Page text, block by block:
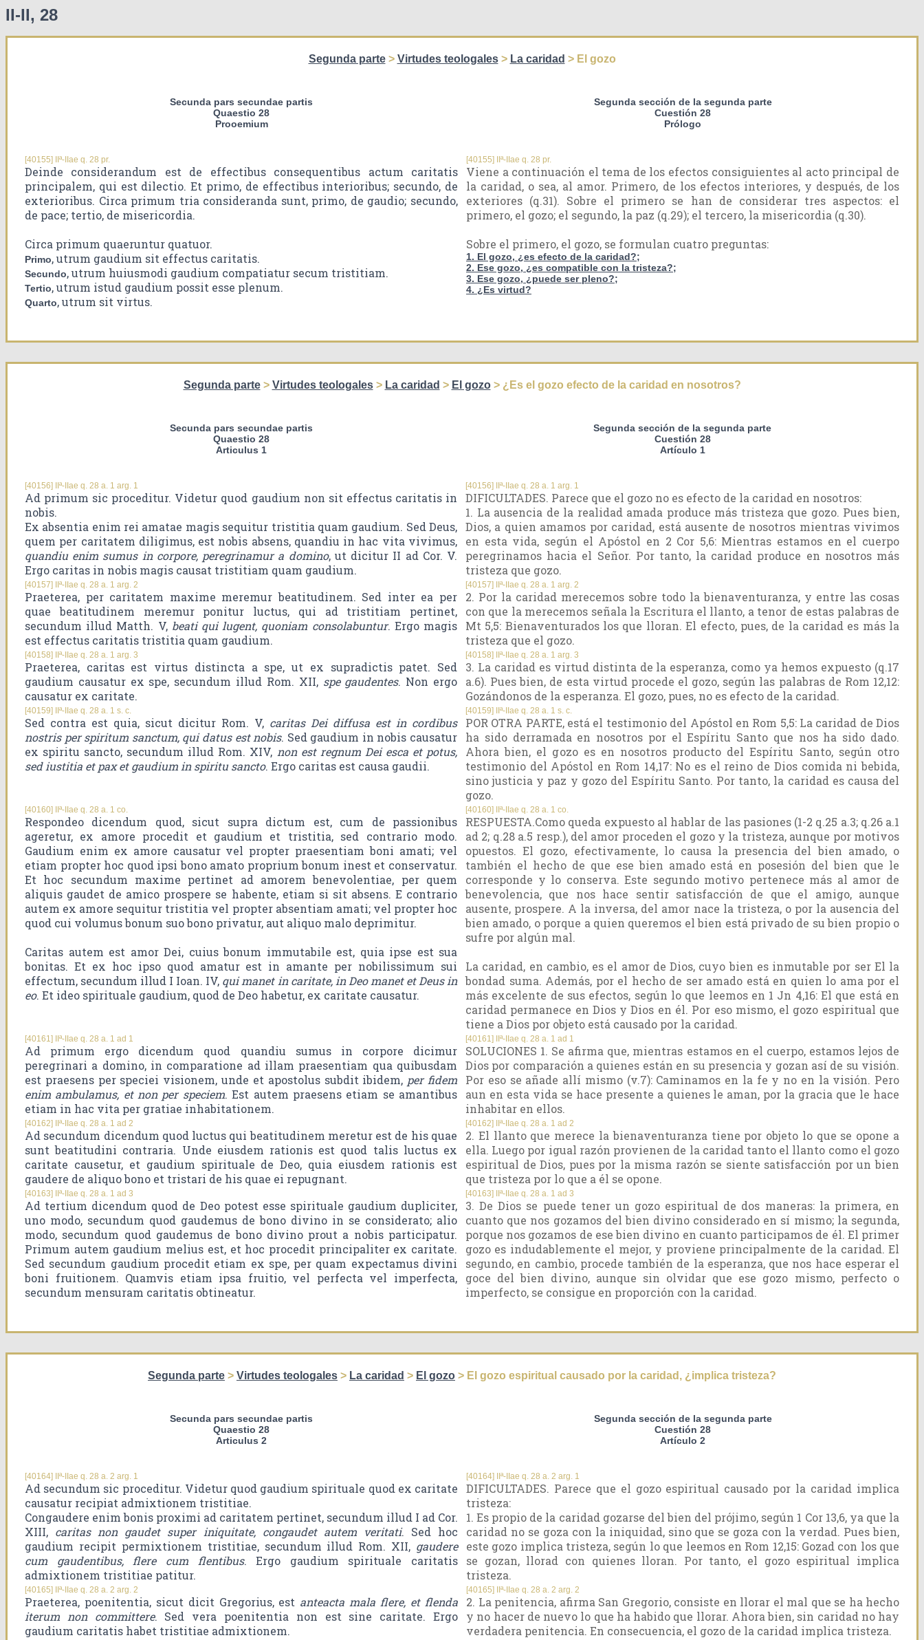
II-II, 28
Segunda parte> Virtudes teologales> La caridad > El gozo
Secunda pars secundae partis
Quaestio 28
Prooemium
[40155] IIª-IIae q. 28 pr.
Deinde considerandum est de effectibus consequentibus actum caritatis
principalem, qui est dilectio. Et primo, de effectibus interioribus; secundo, de
exterioribus. Circa primum tria consideranda sunt, primo, de gaudio; secundo,
de pace; tertio, de misericordia.
Circa primum quaeruntur quatuor.
Primo, utrum gaudium sit effectus caritatis.
Secundo, utrum huiusmodi gaudium compatiatur secum tristitiam.
Tertio, utrum istud gaudium possit esse plenum.
Quarto, utrum sit virtus.
Segunda sección de la segunda parte
Cuestión 28
Prólogo
[40155] IIª-IIae q. 28 pr.
Viene a continuación el tema de los efectos consiguientes al acto principal de
la caridad, o sea, al amor. Primero, de los efectos interiores, y después, de los
exteriores (q.31). Sobre el primero se han de considerar tres aspectos: el
primero, el gozo; el segundo, la paz (q.29); el tercero, la misericordia (q.30).
Sobre el primero, el gozo, se formulan cuatro preguntas:
1. El gozo, ¿es efecto de la caridad?;
2. Ese gozo, ¿es compatible con la tristeza?;
3. Ese gozo, ¿puede ser pleno?;
4. ¿Es virtud?
Segunda parte> Virtudes teologales> La caridad > El gozo> ¿Es el gozo efecto de la caridad en nosotros?
Secunda pars secundae partis
Quaestio 28
Articulus 1
[40156] IIª-IIae q. 28 a. 1 arg. 1
Ad primum sic proceditur. Videtur quod gaudium non sit effectus caritatis in
nobis.
Ex absentia enim rei amatae magis sequitur tristitia quam gaudium. Sed Deus,
quem per caritatem diligimus, est nobis absens, quandiu in hac vita vivimus,
quandiu enim sumus in corpore, peregrinamur a domino, ut dicitur II ad Cor. V.
Ergo caritas in nobis magis causat tristitiam quam gaudium.
Segunda sección de la segunda parte
Cuestión 28
Artículo 1
[40156] IIª-IIae q. 28 a. 1 arg. 1
DIFICULTADES. Parece que el gozo no es efecto de la caridad en nosotros:
1. La ausencia de la realidad amada produce más tristeza que gozo. Pues bien,
Dios, a quien amamos por caridad, está ausente de nosotros mientras vivimos
en esta vida, según el Apóstol en 2 Cor 5,6: Mientras estamos en el cuerpo
peregrinamos hacia el Señor. Por tanto, la caridad produce en nosotros más
tristeza que gozo.
[40157] IIª-IIae q. 28 a. 1 arg. 2
Praeterea, per caritatem maxime meremur beatitudinem. Sed inter ea per
quae beatitudinem meremur ponitur luctus, qui ad tristitiam pertinet,
secundum illud Matth. V, beati qui lugent, quoniam consolabuntur. Ergo magis
est effectus caritatis tristitia quam gaudium.
[40157] IIª-IIae q. 28 a. 1 arg. 2
2. Por la caridad merecemos sobre todo la bienaventuranza, y entre las cosas
con que la merecemos señala la Escritura el llanto, a tenor de estas palabras de
Mt 5,5: Bienaventurados los que lloran. El efecto, pues, de la caridad es más la
tristeza que el gozo.
[40158] IIª-IIae q. 28 a. 1 arg. 3
Praeterea, caritas est virtus distincta a spe, ut ex supradictis patet. Sed
gaudium causatur ex spe, secundum illud Rom. XII, spe gaudentes. Non ergo
causatur ex caritate.
[40158] IIª-IIae q. 28 a. 1 arg. 3
3. La caridad es virtud distinta de la esperanza, como ya hemos expuesto (q.17
a.6). Pues bien, de esta virtud procede el gozo, según las palabras de Rom 12,12:
Gozándonos de la esperanza. El gozo, pues, no es efecto de la caridad.
[40159] IIª-IIae q. 28 a. 1 s. c.
Sed contra est quia, sicut dicitur Rom. V, caritas Dei diffusa est in cordibus
nostris per spiritum sanctum, qui datus est nobis. Sed gaudium in nobis causatur
ex spiritu sancto, secundum illud Rom. XIV, non est regnum Dei esca et potus,
sed iustitia et pax et gaudium in spiritu sancto. Ergo caritas est causa gaudii.
[40159] IIª-IIae q. 28 a. 1 s. c.
POR OTRA PARTE, está el testimonio del Apóstol en Rom 5,5: La caridad de Dios
ha sido derramada en nosotros por el Espíritu Santo que nos ha sido dado.
Ahora bien, el gozo es en nosotros producto del Espíritu Santo, según otro
testimonio del Apóstol en Rom 14,17: No es el reino de Dios comida ni bebida,
sino justicia y paz y gozo del Espíritu Santo. Por tanto, la caridad es causa del
gozo.
[40160] IIª-IIae q. 28 a. 1 co.
Respondeo dicendum quod, sicut supra dictum est, cum de passionibus
ageretur, ex amore procedit et gaudium et tristitia, sed contrario modo.
Gaudium enim ex amore causatur vel propter praesentiam boni amati; vel
etiam propter hoc quod ipsi bono amato proprium bonum inest et conservatur.
Et hoc secundum maxime pertinet ad amorem benevolentiae, per quem
aliquis gaudet de amico prospere se habente, etiam si sit absens. E contrario
autem ex amore sequitur tristitia vel propter absentiam amati; vel propter hoc
quod cui volumus bonum suo bono privatur, aut aliquo malo deprimitur.
Caritas autem est amor Dei, cuius bonum immutabile est, quia ipse est sua
bonitas. Et ex hoc ipso quod amatur est in amante per nobilissimum sui
effectum, secundum illud I Ioan. IV, qui manet in caritate, in Deo manet et Deus in
eo. Et ideo spirituale gaudium, quod de Deo habetur, ex caritate causatur.
[40160] IIª-IIae q. 28 a. 1 co.
RESPUESTA.Como queda expuesto al hablar de las pasiones (1-2 q.25 a.3; q.26 a.1
ad 2; q.28 a.5 resp.), del amor proceden el gozo y la tristeza, aunque por motivos
opuestos. El gozo, efectivamente, lo causa la presencia del bien amado, o
también el hecho de que ese bien amado está en posesión del bien que le
corresponde y lo conserva. Este segundo motivo pertenece más al amor de
benevolencia, que nos hace sentir satisfacción de que el amigo, aunque
ausente, prospere. A la inversa, del amor nace la tristeza, o por la ausencia del
bien amado, o porque a quien queremos el bien está privado de su bien propio o
sufre por algún mal.
La caridad, en cambio, es el amor de Dios, cuyo bien es inmutable por ser El la
bondad suma. Además, por el hecho de ser amado está en quien lo ama por el
más excelente de sus efectos, según lo que leemos en 1 Jn 4,16: El que está en
caridad permanece en Dios y Dios en él. Por eso mismo, el gozo espiritual que
tiene a Dios por objeto está causado por la caridad.
[40161] IIª-IIae q. 28 a. 1 ad 1
Ad primum ergo dicendum quod quandiu sumus in corpore dicimur
peregrinari a domino, in comparatione ad illam praesentiam qua quibusdam
est praesens per speciei visionem, unde et apostolus subdit ibidem, per fidem
enim ambulamus, et non per speciem. Est autem praesens etiam se amantibus
etiam in hac vita per gratiae inhabitationem.
[40161] IIª-IIae q. 28 a. 1 ad 1
SOLUCIONES 1. Se afirma que, mientras estamos en el cuerpo, estamos lejos de
Dios por comparación a quienes están en su presencia y gozan así de su visión.
Por eso se añade allí mismo (v.7): Caminamos en la fe y no en la visión. Pero
aun en esta vida se hace presente a quienes le aman, por la gracia que le hace
inhabitar en ellos.
[40162] IIª-IIae q. 28 a. 1 ad 2
Ad secundum dicendum quod luctus qui beatitudinem meretur est de his quae
sunt beatitudini contraria. Unde eiusdem rationis est quod talis luctus ex
caritate causetur, et gaudium spirituale de Deo, quia eiusdem rationis est
gaudere de aliquo bono et tristari de his quae ei repugnant.
[40162] IIª-IIae q. 28 a. 1 ad 2
2. El llanto que merece la bienaventuranza tiene por objeto lo que se opone a
ella. Luego por igual razón provienen de la caridad tanto el llanto como el gozo
espiritual de Dios, pues por la misma razón se siente satisfacción por un bien
que tristeza por lo que a él se opone.
[40163] IIª-IIae q. 28 a. 1 ad 3
Ad tertium dicendum quod de Deo potest esse spirituale gaudium dupliciter,
uno modo, secundum quod gaudemus de bono divino in se considerato; alio
modo, secundum quod gaudemus de bono divino prout a nobis participatur.
Primum autem gaudium melius est, et hoc procedit principaliter ex caritate.
Sed secundum gaudium procedit etiam ex spe, per quam expectamus divini
boni fruitionem. Quamvis etiam ipsa fruitio, vel perfecta vel imperfecta,
secundum mensuram caritatis obtineatur.
[40163] IIª-IIae q. 28 a. 1 ad 3
3. De Dios se puede tener un gozo espiritual de dos maneras: la primera, en
cuanto que nos gozamos del bien divino considerado en sí mismo; la segunda,
porque nos gozamos de ese bien divino en cuanto participamos de él. El primer
gozo es indudablemente el mejor, y proviene principalmente de la caridad. El
segundo, en cambio, procede también de la esperanza, que nos hace esperar el
goce del bien divino, aunque sin olvidar que ese gozo mismo, perfecto o
imperfecto, se consigue en proporción con la caridad.
Segunda parte > Virtudes teologales > La caridad > El gozo > El gozo espiritual causado por la caridad, ¿implica tristeza?
Secunda pars secundae partis
Quaestio 28
Articulus 2
[40164] IIª-IIae q. 28 a. 2 arg. 1
Ad secundum sic proceditur. Videtur quod gaudium spirituale quod ex caritate
causatur recipiat admixtionem tristitiae.
Congaudere enim bonis proximi ad caritatem pertinet, secundum illud I ad Cor.
XIII, caritas non gaudet super iniquitate, congaudet autem veritati. Sed hoc
gaudium recipit permixtionem tristitiae, secundum illud Rom. XII, gaudere
cum gaudentibus, flere cum flentibus. Ergo gaudium spirituale caritatis
admixtionem tristitiae patitur.
Segunda sección de la segunda parte
Cuestión 28
Artículo 2
[40164] IIª-IIae q. 28 a. 2 arg. 1
DIFICULTADES. Parece que el gozo espiritual causado por la caridad implica
tristeza:
1. Es propio de la caridad gozarse del bien del prójimo, según 1 Cor 13,6, ya que la
caridad no se goza con la iniquidad, sino que se goza con la verdad. Pues bien,
este gozo implica tristeza, según lo que leemos en Rom 12,15: Gozad con los que
se gozan, llorad con quienes lloran. Por tanto, el gozo espiritual implica
tristeza.
[40165] IIª-IIae q. 28 a. 2 arg. 2
Praeterea, poenitentia, sicut dicit Gregorius, est anteacta mala flere, et flenda
iterum non committere. Sed vera poenitentia non est sine caritate. Ergo
gaudium caritatis habet tristitiae admixtionem.
[40165] IIª-IIae q. 28 a. 2 arg. 2
2. La penitencia, afirma San Gregorio, consiste en llorar el mal que se ha hecho
y no hacer de nuevo lo que ha habido que llorar. Ahora bien, sin caridad no hay
verdadera penitencia. En consecuencia, el gozo de la caridad implica tristeza.